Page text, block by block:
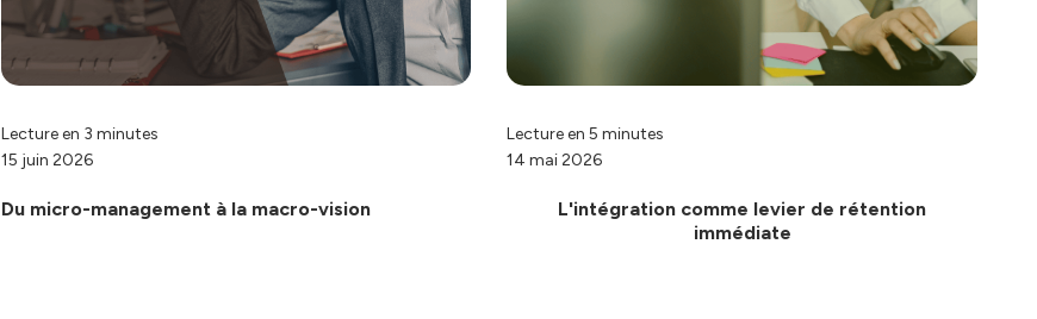
Lecture en 3 minutes
15 juin 2026
Du micro-management à la macro-vision
Lecture en 5 minutes
14 mai 2026
L'intégration comme levier de rétention
immédiate